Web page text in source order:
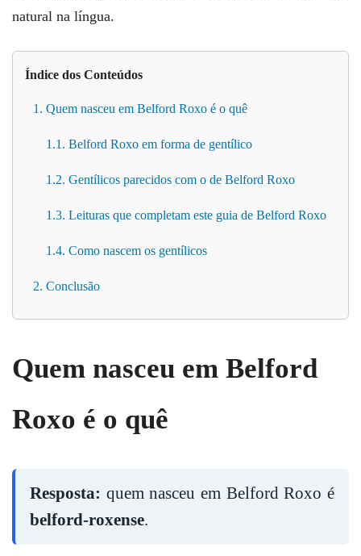
natural na língua.
Índice dos Conteúdos
1. Quem nasceu em Belford Roxo é o quê
1.1. Belford Roxo em forma de gentílico
1.2. Gentílicos parecidos com o de Belford Roxo
1.3. Leituras que completam este guia de Belford Roxo
1.4. Como nascem os gentílicos
2. Conclusão
Quem nasceu em Belford
Roxo é o quê
Resposta: quem nasceu em Belford Roxo é
belford-roxense.